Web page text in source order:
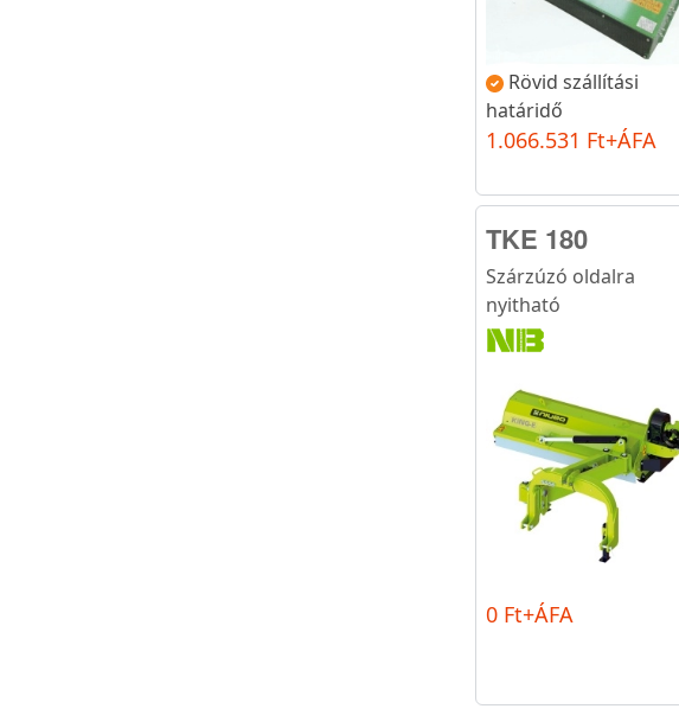
Rövid szállítási
határidő
1.066.531 Ft+ÁFA
TKE 180
Szárzúzó oldalra
nyitható
0 Ft+ÁFA